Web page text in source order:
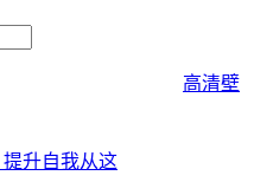
高清壁